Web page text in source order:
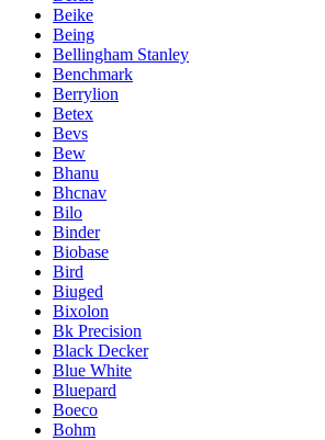
Beike
Being
Bellingham Stanley
Benchmark
Berrylion
Betex
Bevs
Bew
Bhanu
Bhcnav
Bilo
Binder
Biobase
Bird
Biuged
Bixolon
Bk Precision
Black Decker
Blue White
Bluepard
Boeco
Bohm